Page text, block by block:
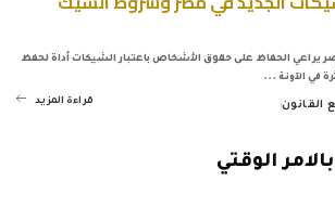
يراعي الحفاظ على حقوق الأشخاص باعتبار الشيكات أداة لحفظ
في الآونة ...
القانون قراءة المزيد